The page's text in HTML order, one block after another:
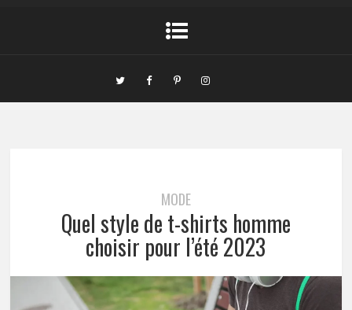
MODE
Quel style de t-shirts homme
choisir pour l’été 2023